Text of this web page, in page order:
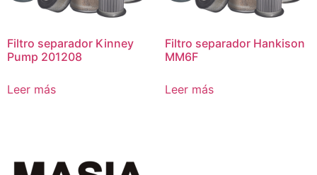
Filtro separador Kinney
Pump 201208
Leer más
Filtro separador Hankison
MM6F
Leer más